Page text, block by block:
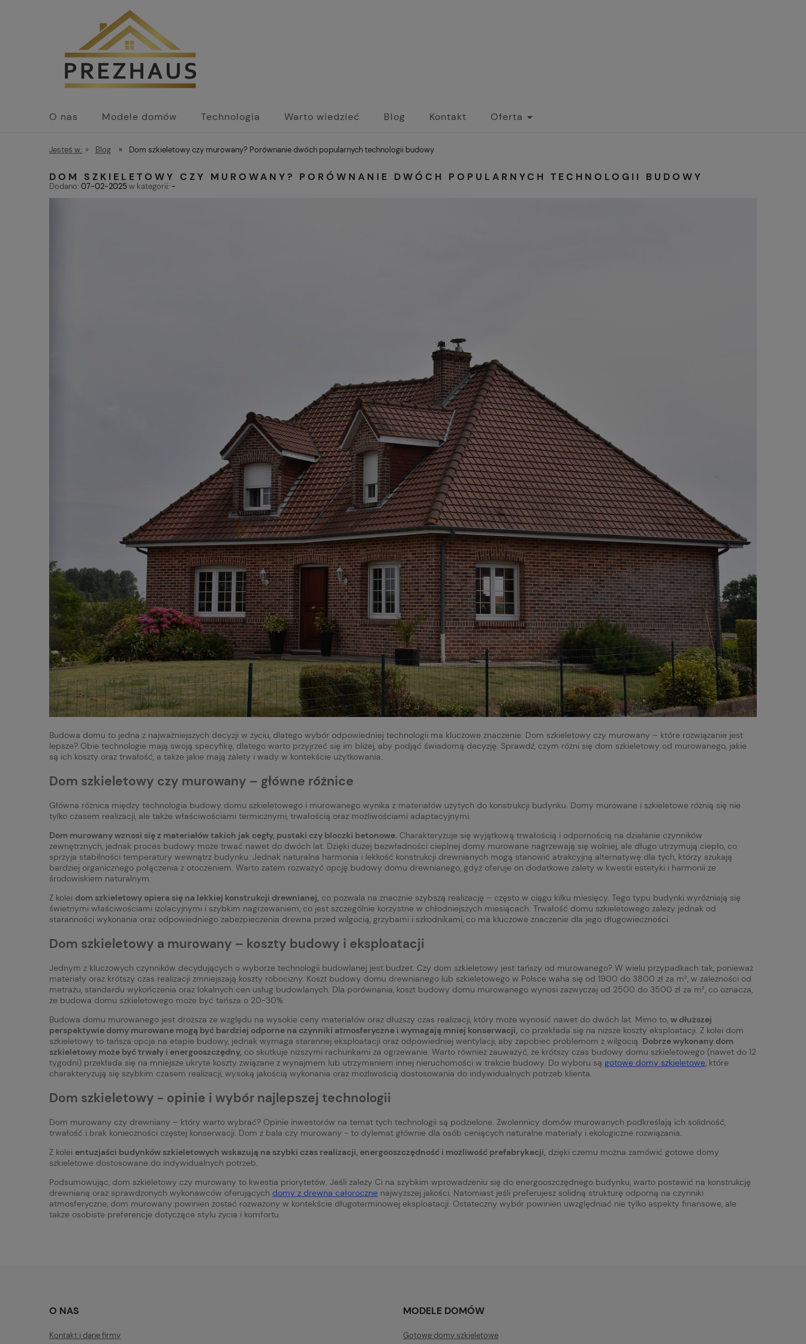
O nas Modele domów Technologia Warto wiedzieć Blog Kontakt Oferta
Jesteś w: » Blog » Dom szkieletowy czy murowany? Porównanie dwóch popularnych technologii budowy
DOM SZKIELETOWY CZY MUROWANY? PORÓWNANIE DWÓCH POPULARNYCH TECHNOLOGII BUDOWY
Dodano: 07-02-2025w kategorii: -
Budowa domu to jedna z najważniejszych decyzji w życiu, dlatego wybór odpowiedniej technologii ma kluczowe znaczenie. Dom szkieletowy czy murowany – które rozwiązanie jest
lepsze? Obie technologie mają swoją specyfikę, dlatego warto przyjrzeć się im bliżej, aby podjąć świadomą decyzję. Sprawdź, czym różni się dom szkieletowy od murowanego, jakie
są ich koszty oraz trwałość, a także jakie mają zalety i wady w kontekście użytkowania.
Dom szkieletowy czy murowany – główne różnice
Główna różnica między technologia budowy domu szkieletowego i murowanego wynika z materiałów użytych do konstrukcji budynku. Domy murowane i szkieletowe różnią się nie
tylko czasem realizacji, ale także właściwościami termicznymi, trwałością oraz możliwościami adaptacyjnymi.
Dom murowany wznosi się z materiałów takich jak cegły, pustaki czy bloczki betonowe. Charakteryzuje się wyjątkową trwałością i odpornością na działanie czynników
zewnętrznych, jednak proces budowy może trwać nawet do dwóch lat. Dzięki dużej bezwładności cieplnej domy murowane nagrzewają się wolniej, ale długo utrzymują ciepło, co
sprzyja stabilności temperatury wewnątrz budynku. Jednak naturalna harmonia i lekkość konstrukcji drewnianych mogą stanowić atrakcyjną alternatywę dla tych, którzy szukają
bardziej organicznego połączenia z otoczeniem. Warto zatem rozważyć opcję budowy domu drewnianego, gdyż oferuje on dodatkowe zalety w kwestii estetyki i harmonii ze
środowiskiem naturalnym.
Z kolei dom szkieletowy opiera się na lekkiej konstrukcji drewnianej, co pozwala na znacznie szybszą realizację – często w ciągu kilku miesięcy. Tego typu budynki wyróżniają się
świetnymi właściwościami izolacyjnymi i szybkim nagrzewaniem, co jest szczególnie korzystne w chłodniejszych miesiącach. Trwałość domu szkieletowego zależy jednak od
staranności wykonania oraz odpowiedniego zabezpieczenia drewna przed wilgocią, grzybami i szkodnikami, co ma kluczowe znaczenie dla jego długowieczności.
Dom szkieletowy a murowany – koszty budowy i eksploatacji
Jednym z kluczowych czynników decydujących o wyborze technologii budowlanej jest budżet. Czy dom szkieletowy jest tańszy od murowanego? W wielu przypadkach tak, ponieważ
materiały oraz krótszy czas realizacji zmniejszają koszty robocizny. Koszt budowy domu drewnianego lub szkieletowego w Polsce waha się od 1900 do 3800 zł za m², w zależności od
metrażu, standardu wykończenia oraz lokalnych cen usług budowlanych. Dla porównania, koszt budowy domu murowanego wynosi zazwyczaj od 2500 do 3500 zł za m², co oznacza,
że budowa domu szkieletowego może być tańsza o 20-30%.
Budowa domu murowanego jest droższa ze względu na wysokie ceny materiałów oraz dłuższy czas realizacji, który może wynosić nawet do dwóch lat. Mimo to, w dłuższej
perspektywie domy murowane mogą być bardziej odporne na czynniki atmosferyczne i wymagają mniej konserwacji, co przekłada się na niższe koszty eksploatacji. Z kolei dom
szkieletowy to tańsza opcja na etapie budowy, jednak wymaga starannej eksploatacji oraz odpowiedniej wentylacji, aby zapobiec problemom z wilgocią. Dobrze wykonany dom
szkieletowy może być trwały i energooszczędny, co skutkuje niższymi rachunkami za ogrzewanie. Warto również zauważyć, że krótszy czas budowy domu szkieletowego (nawet do 12
tygodni) przekłada się na mniejsze ukryte koszty związane z wynajmem lub utrzymaniem innej nieruchomości w trakcie budowy. Do wyboru są gotowe domy szkieletowe, które
charakteryzują się szybkim czasem realizacji, wysoką jakością wykonania oraz możliwością dostosowania do indywidualnych potrzeb klienta.
Dom szkieletowy - opinie i wybór najlepszej technologii
Dom murowany czy drewniany – który warto wybrać? Opinie inwestorów na temat tych technologii są podzielone. Zwolennicy domów murowanych podkreślają ich solidność,
trwałość i brak konieczności częstej konserwacji. Dom z bala czy murowany - to dylemat głównie dla osób ceniących naturalne materiały i ekologiczne rozwiązania.
Z kolei entuzjaści budynków szkieletowych wskazują na szybki czas realizacji, energooszczędność i możliwość prefabrykacji, dzięki czemu można zamówić gotowe domy
szkieletowe dostosowane do indywidualnych potrzeb.
Podsumowując, dom szkieletowy czy murowany to kwestia priorytetów. Jeśli zależy Ci na szybkim wprowadzeniu się do energooszczędnego budynku, warto postawić na konstrukcję
drewnianą oraz sprawdzonych wykonawców oferujących domy z drewna całoroczne najwyższej jakości. Natomiast jeśli preferujesz solidną strukturę odporną na czynniki
atmosferyczne, dom murowany powinien zostać rozważony w kontekście długoterminowej eksploatacji. Ostateczny wybór powinien uwzględniać nie tylko aspekty finansowe, ale
także osobiste preferencje dotyczące stylu życia i komfortu.
O NAS
Kontakt i dane firmy
MODELE DOMÓW
Gotowe domy szkieletowe